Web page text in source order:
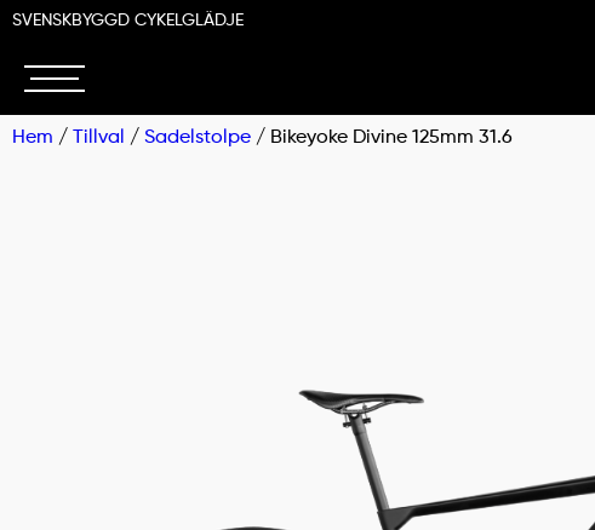
SVENSKBYGGD CYKELGLÄDJE
Hem / Tillval / Sadelstolpe / Bikeyoke Divine 125mm 31.6